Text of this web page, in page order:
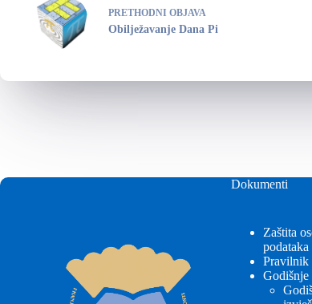
PRETHODNI OBJAVA
Obilježavanje Dana Pi
Dokumenti
Zaštita
podataka
Pravilnik
Godišnje